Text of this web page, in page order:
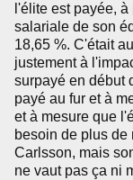
l'élite est payée,
salariale de son
18,65 %. C'était
justement à
surpayé en début
payé au fur et à
et à mesure que
besoin de plus de
Carlsson, mais
ne vaut pas ça ni